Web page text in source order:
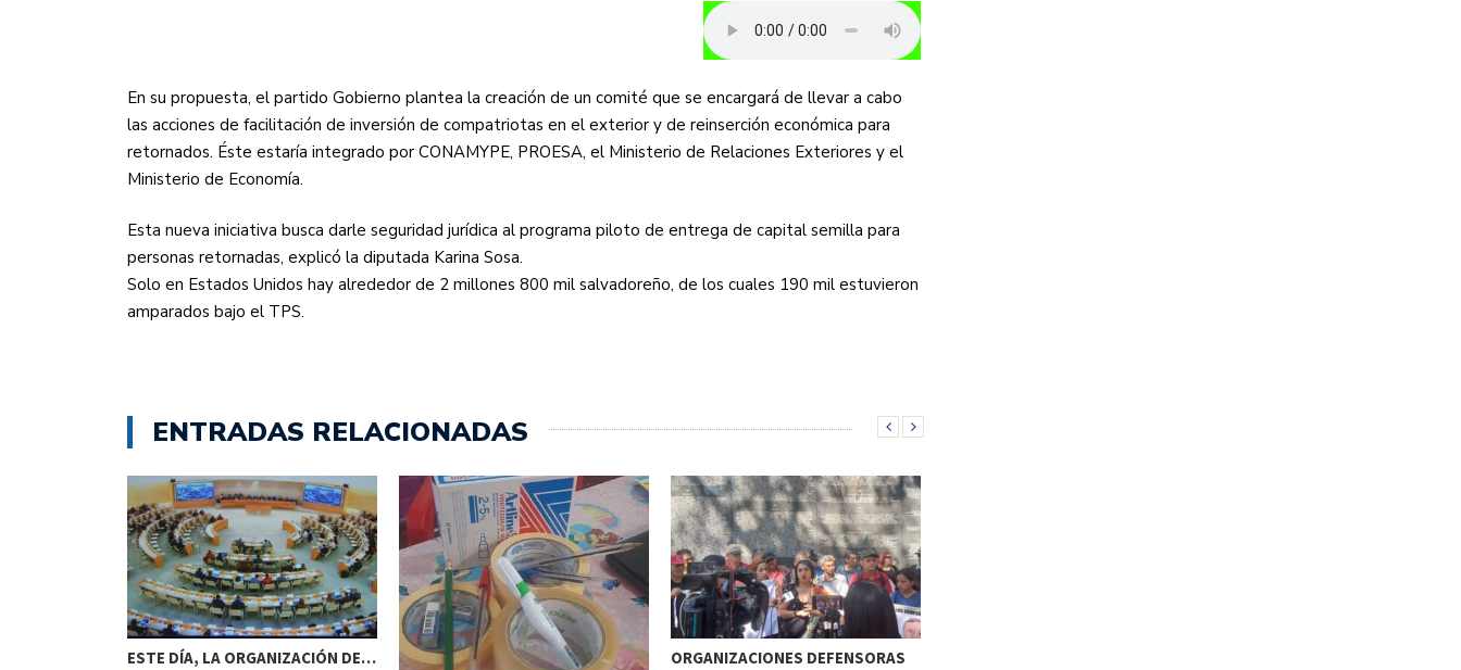
En su propuesta, el partido Gobierno plantea la creación de un comité que se encargará de llevar a cabo
las acciones de facilitación de inversión de compatriotas en el exterior y de reinserción económica para
retornados. Éste estaría integrado por CONAMYPE, PROESA, el Ministerio de Relaciones Exteriores y el
Ministerio de Economía.
Esta nueva iniciativa busca darle seguridad jurídica al programa piloto de entrega de capital semilla para
personas retornadas, explicó la diputada Karina Sosa.
Solo en Estados Unidos hay alrededor de 2 millones 800 mil salvadoreño, de los cuales 190 mil estuvieron
amparados bajo el TPS.
ENTRADAS RELACIONADAS
DÍA, LA ORGANIZACIÓN DE…
ORGANIZACIONES DEFENSORAS
7 AÑOS DE LA LEY…